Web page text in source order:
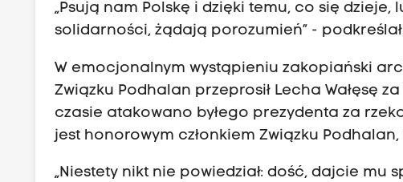
„Psują nam Polskę i dzięki temu, co się
solidarności, żądają porozumień” -
W emocjonalnym wystąpieniu zakopiański
Związku Podhalan przeprosił Lecha Wałęsę
czasie atakowano byłego prezydenta za
jest honorowym członkiem Związku
„Niestety nikt nie powiedział: dość, dajcie mu